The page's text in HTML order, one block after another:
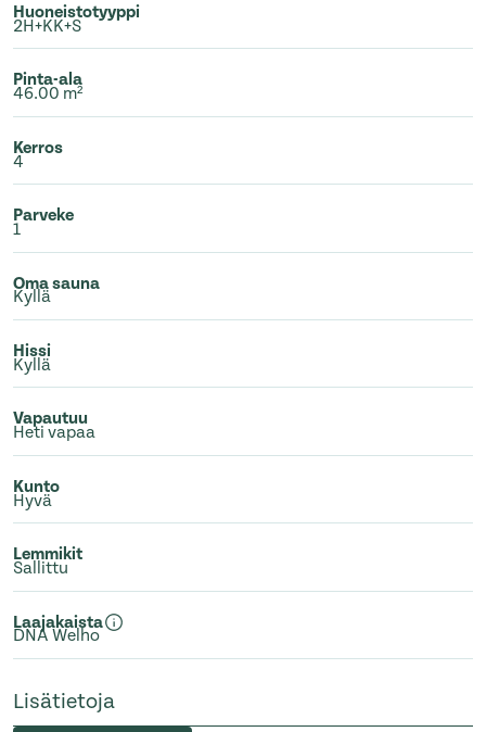
Huoneistotyyppi
2H+KK+S
Pinta-ala
46.00 m²
Kerros
4
Parveke
1
Oma sauna
Kyllä
Hissi
Kyllä
Vapautuu
Heti vapaa
Kunto
Hyvä
Lemmikit
Sallittu
Laajakaista
DNA Welho
Lisätietoja